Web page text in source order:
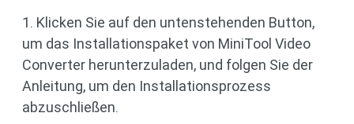
1. Klicken Sie auf den untenstehenden Button,
um das Installationspaket von MiniTool Video
Converter herunterzuladen, und folgen Sie der
Anleitung, um den Installationsprozess
abzuschließen.